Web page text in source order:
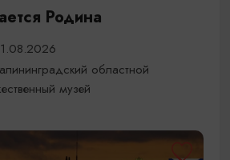
Родина
областной
музей